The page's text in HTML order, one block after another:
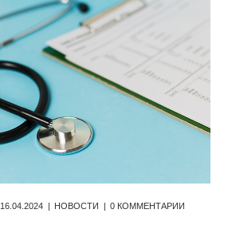
16.04.2024 НОВОСТИ 0 КОММЕНТАРИИ